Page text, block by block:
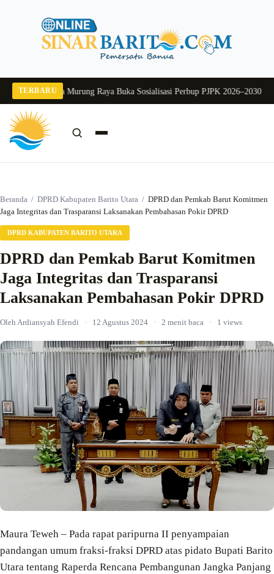
TERBARU
Pj Sekda Murung Raya Buka Sosialisasi Perbup PJPK 2026–2030Dukung
Beranda / DPRD Kabupaten Barito Utara / DPRD dan Pemkab Barut Komitmen
Jaga Integritas dan Trasparansi Laksanakan Pembahasan Pokir DPRD
DPRD KABUPATEN BARITO UTARA
DPRD dan Pemkab Barut Komitmen
Jaga Integritas dan Trasparansi
Laksanakan Pembahasan Pokir DPRD
Oleh Ardiansyah Efendi · 12 Agustus 2024 · 2 menit baca · 1 views
Maura Teweh – Pada rapat paripurna II penyampaian
pandangan umum fraksi-fraksi DPRD atas pidato Bupati Barito
Utara tentang Raperda Rencana Pembangunan Jangka Panjang